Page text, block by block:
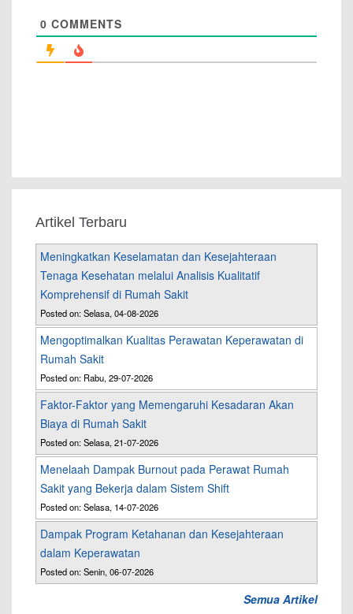
0 COMMENTS
Artikel Terbaru
Meningkatkan Keselamatan dan Kesejahteraan
Tenaga Kesehatan melalui Analisis Kualitatif
Komprehensif di Rumah Sakit
Posted on: Selasa, 04-08-2026
Mengoptimalkan Kualitas Perawatan Keperawatan di
Rumah Sakit
Posted on: Rabu, 29-07-2026
Faktor-Faktor yang Memengaruhi Kesadaran Akan
Biaya di Rumah Sakit
Posted on: Selasa, 21-07-2026
Menelaah Dampak Burnout pada Perawat Rumah
Sakit yang Bekerja dalam Sistem Shift
Posted on: Selasa, 14-07-2026
Dampak Program Ketahanan dan Kesejahteraan
dalam Keperawatan
Posted on: Senin, 06-07-2026
Semua Artikel